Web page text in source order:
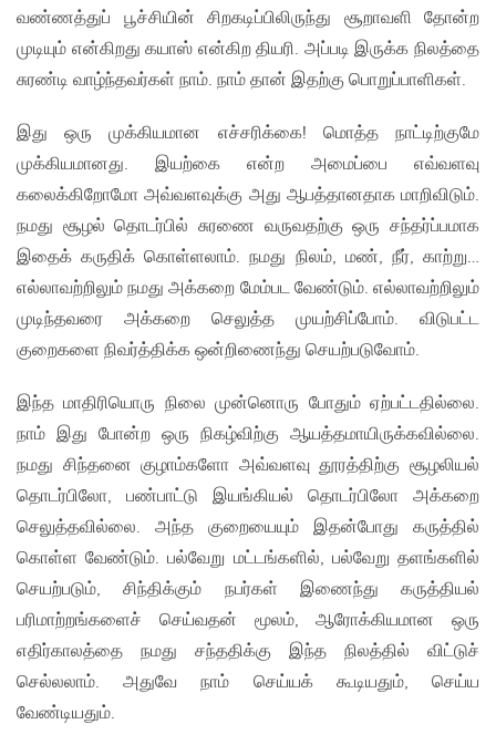
வண்ணத்துப் பூச்சியின் சிறகடிப்பிலிருந்து சூறாவளி தோன்ற
முடியும் என்கிறது கயாஸ் என்கிற தியரி. அப்படி இருக்க நிலத்தை
சுரண்டி வாழ்ந்தவர்கள் நாம். நாம் தான் இதற்கு பொறுப்பாளிகள்.
இது ஒரு முக்கியமான எச்சரிக்கை! மொத்த நாட்டிற்குமே
முக்கியமானது. இயற்கை என்ற அமைப்பை எவ்வளவு
கலைக்கிறோமோ அவ்வளவுக்கு அது ஆபத்தானதாக மாறிவிடும்.
நமது சூழல் தொடர்பில் சுரணை வருவதற்கு ஒரு சந்தர்ப்பமாக
இதைக் கருதிக் கொள்ளலாம். நமது நிலம், மண், நீர், காற்று…
எல்லாவற்றிலும் நமது அக்கறை மேம்பட வேண்டும். எல்லாவற்றிலும்
முடிந்தவரை அக்கறை செலுத்த முயற்சிப்போம். விடுபட்ட
குறைகளை நிவர்த்திக்க ஒன்றிணைந்து செயற்படுவோம்.
இந்த மாதிரியொரு நிலை முன்னொரு போதும் ஏற்பட்டதில்லை.
நாம் இது போன்ற ஒரு நிகழ்விற்கு ஆயத்தமாயிருக்கவில்லை.
நமது சிந்தனை குழாம்களோ அவ்வளவு தூரத்திற்கு சூழலியல்
தொடர்பிலோ, பண்பாட்டு இயங்கியல் தொடர்பிலோ அக்கறை
செலுத்தவில்லை. அந்த குறையையும் இதன்போது கருத்தில்
கொள்ள வேண்டும். பல்வேறு மட்டங்களில், பல்வேறு தளங்களில்
செயற்படும், சிந்திக்கும் நபர்கள் இணைந்து கருத்தியல்
பரிமாற்றங்களைச் செய்வதன் மூலம், ஆரோக்கியமான ஒரு
எதிர்காலத்தை நமது சந்ததிக்கு இந்த நிலத்தில் விட்டுச்
செல்லலாம். அதுவே நாம் செய்யக் கூடியதும், செய்ய
வேண்டியதும்.